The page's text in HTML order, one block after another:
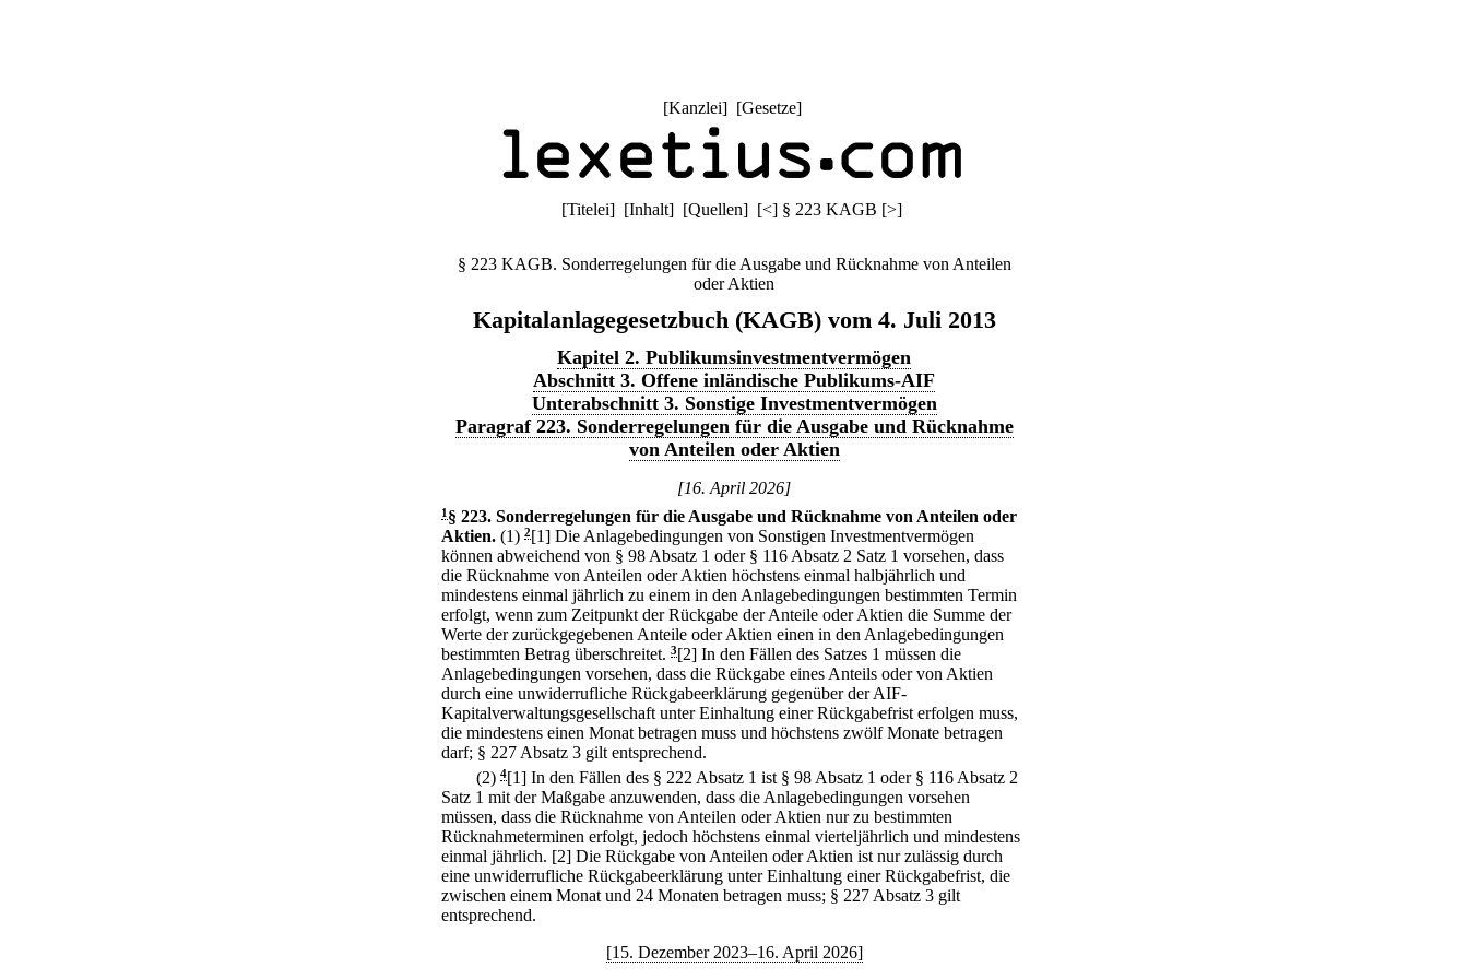
[Kanzlei] [Gesetze]
[Titelei] [Inhalt] [Quellen] [<] § 223 KAGB [>]
§ 223 KAGB. Sonderregelungen für die Ausgabe und Rücknahme von Anteilen
oder Aktien
Kapitalanlagegesetzbuch (KAGB) vom 4. Juli 2013
Kapitel 2. Publikumsinvestmentvermögen
Abschnitt 3. Offene inländische Publikums-AIF
Unterabschnitt 3. Sonstige Investmentvermögen
Paragraf 223. Sonderregelungen für die Ausgabe und Rücknahme
von Anteilen oder Aktien
[16. April 2026]
1 § 223. Sonderregelungen für die Ausgabe und Rücknahme von Anteilen oder
Aktien. (1) 2[1] Die Anlagebedingungen von Sonstigen Investmentvermögen
können abweichend von § 98 Absatz 1 oder § 116 Absatz 2 Satz 1 vorsehen, dass
die Rücknahme von Anteilen oder Aktien höchstens einmal halbjährlich und
mindestens einmal jährlich zu einem in den Anlagebedingungen bestimmten Termin
erfolgt, wenn zum Zeitpunkt der Rückgabe der Anteile oder Aktien die Summe der
Werte der zurückgegebenen Anteile oder Aktien einen in den Anlagebedingungen
bestimmten Betrag überschreitet. 3[2] In den Fällen des Satzes 1 müssen die
Anlagebedingungen vorsehen, dass die Rückgabe eines Anteils oder von Aktien
durch eine unwiderrufliche Rückgabeerklärung gegenüber der AIF-
Kapitalverwaltungsgesellschaft unter Einhaltung einer Rückgabefrist erfolgen muss,
die mindestens einen Monat betragen muss und höchstens zwölf Monate betragen
darf; § 227 Absatz 3 gilt entsprechend.
(2) 4[1] In den Fällen des § 222 Absatz 1 ist § 98 Absatz 1 oder § 116 Absatz 2
Satz 1 mit der Maßgabe anzuwenden, dass die Anlagebedingungen vorsehen
müssen, dass die Rücknahme von Anteilen oder Aktien nur zu bestimmten
Rücknahmeterminen erfolgt, jedoch höchstens einmal vierteljährlich und mindestens
einmal jährlich. [2] Die Rückgabe von Anteilen oder Aktien ist nur zulässig durch
eine unwiderrufliche Rückgabeerklärung unter Einhaltung einer Rückgabefrist, die
zwischen einem Monat und 24 Monaten betragen muss; § 227 Absatz 3 gilt
entsprechend.
[15. Dezember 2023–16. April 2026]